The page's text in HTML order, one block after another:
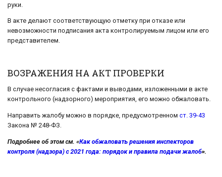
руки.
В акте делают соответствующую отметку при отказе или
невозможности подписания акта контролируемым лицом или его
представителем.
ВОЗРАЖЕНИЯ НА АКТ ПРОВЕРКИ
В случае несогласия с фактами и выводами, изложенными в акте
контрольного (надзорного) мероприятия, его можно обжаловать.
Направить жалобу можно в порядке, предусмотренном ст. 39-43
Закона № 248-ФЗ.
Подробнее об этом см. «Как обжаловать решения инспекторов
контроля (надзора) с 2021 года: порядок и правила подачи жалоб».